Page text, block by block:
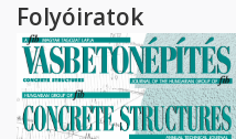
Folyóiratok